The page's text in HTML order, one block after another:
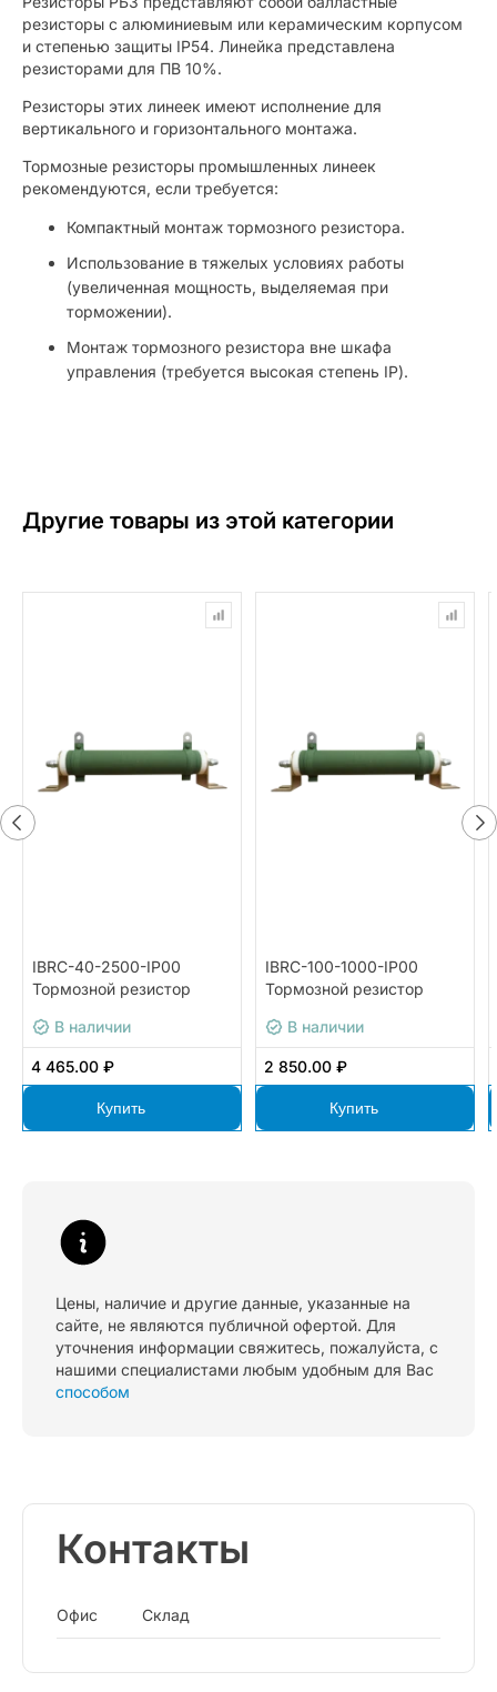
резисторы с алюминиевым или керамическим корпусом
и степенью защиты IP54. Линейка представлена
резисторами для ПВ 10%.
Резисторы этих линеек имеют исполнение для
вертикального и горизонтального монтажа.
Тормозные резисторы промышленных линеек
рекомендуются, если требуется:
Компактный монтаж тормозного резистора.
Использование в тяжелых условиях работы
(увеличенная мощность, выделяемая при
торможении).
Монтаж тормозного резистора вне шкафа
управления (требуется высокая степень IP).
Другие товары из этой категории
IBRC-40-2500-IP00
Тормозной резистор
В наличии
4 465.00 ₽
Купить
IBRC-100-1000-IP00
Тормозной резистор
В наличии
2 850.00 ₽
Купить
Цены, наличие и другие данные, указанные на
сайте, не являются публичной офертой. Для
уточнения информации свяжитесь, пожалуйста, с
нашими специалистами любым удобным для Вас
способом
Контакты
Офис Склад